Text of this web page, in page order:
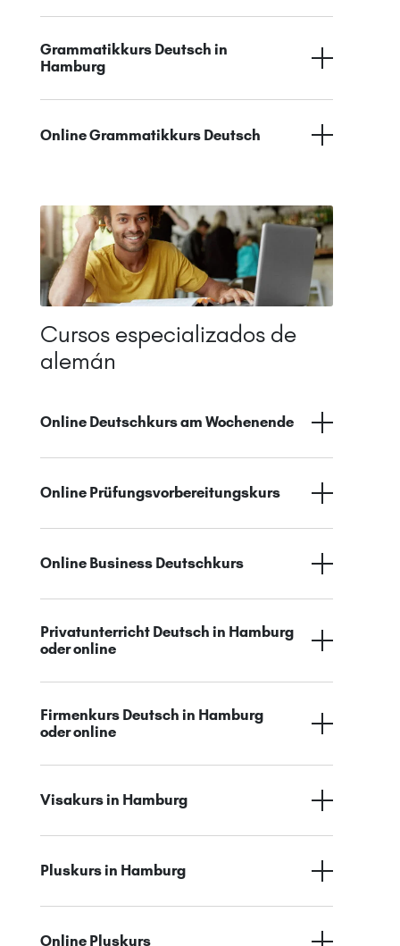
Grammatikkurs Deutsch in
Hamburg
Online Grammatikkurs Deutsch
Cursos especializados de
alemán
Online Deutschkurs am Wochenende
Online Prüfungsvorbereitungskurs
Online Business Deutschkurs
Privatunterricht Deutsch in Hamburg
oder online
Firmenkurs Deutsch in Hamburg
oder online
Visakurs in Hamburg
Pluskurs in Hamburg
Online Pluskurs